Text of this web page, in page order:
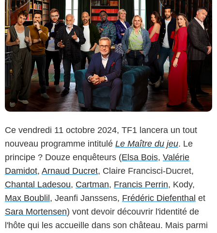
Ce vendredi 11 octobre 2024, TF1 lancera un tout
nouveau programme intitulé Le Maître du jeu. Le
principe ? Douze enquêteurs (Elsa Bois, Valérie
Damidot, Arnaud Ducret, Claire Francisci-Ducret,
Chantal Ladesou, Cartman, Francis Perrin, Kody,
Max Boublil, Jeanfi Janssens, Frédéric Diefenthal et
Sara Mortensen) vont devoir découvrir l'identité de
l'hôte qui les accueille dans son château. Mais parmi